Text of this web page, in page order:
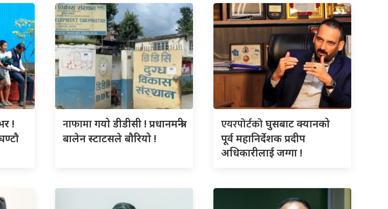
!
नाफामागयो डीडीसी ! प्रधानमन्त्री
बालेन स्टाटसले बौरियो !
एयरपोर्टकोघुसबाट क्यानको
पूर्व महानिर्देशक प्रदीप
अधिकारीलाई जग्गा !